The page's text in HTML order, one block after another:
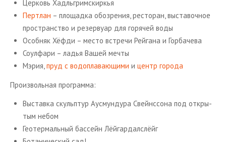
Цер­ковь Хад­ль­грим­скир­кья
Перт­лан – пло­щад­ка обо­зре­ния, ре­сто­ран, вы­ста­воч­ное
про­стран­ство и ре­зер­ву­ар для го­ря­чей воды
Особ­няк Хёфди – место встре­чи Рей­га­на и Гор­ба­че­ва
Со­ул­фа­ри – ладья Вашей мечты
Мэрия,пруд с во­до­пла­ва­ю­щи­ми и центр го­ро­да
Про­из­воль­ная про­грам­ма:
Вы­став­ка скульп­тур Аусмун­ду­ра Свейнс­со­на под от­кры­
тым небом
Гео­тер­маль­ный бас­сейн Лёй­гар­дал­слёйг